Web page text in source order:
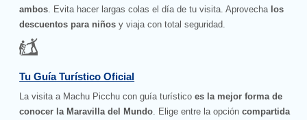
ambos . Evita hacer largas colas el día de tu visita. Aprovecha los
descuentos para niños y viaja con total seguridad.
Tu Guía Turístico Oficial
La visita a Machu Picchu con guía turístico es la mejor forma de
conocer la Maravilla del Mundo . Elige entre la opcióncompartida